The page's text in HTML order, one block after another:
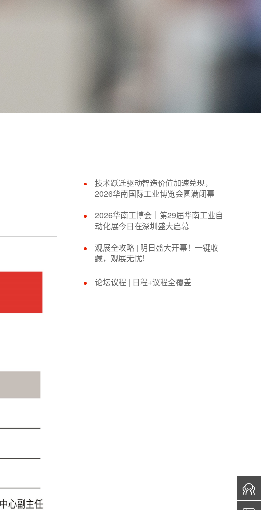
技术跃迁驱动智造价值加速兑现，
2026华南国际工业博览会圆满闭幕
2026华南工博会｜第29届华南工业自
动化展今日在深圳盛大启幕
观展全攻略 | 明日盛大开幕！一键收
藏，观展无忧！
论坛议程 | 日程+议程全覆盖